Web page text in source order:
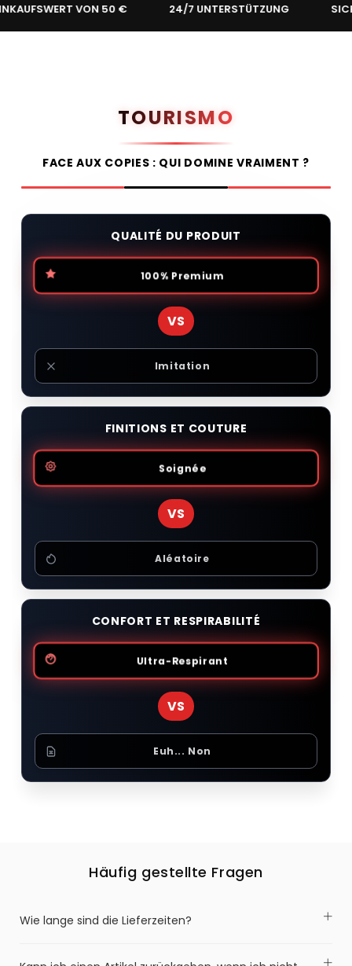
VON 50 € 24/7 UNTERSTÜTZUNG SICHERE
TOURISMO
FACE AUX COPIES : QUI DOMINE VRAIMENT ?
QUALITÉ DU PRODUIT
100% Premium
VS
Imitation
FINITIONS ET COUTURE
Soignée
VS
Aléatoire
CONFORT ET RESPIRABILITÉ
Ultra-Respirant
VS
Euh... Non
Häufig gestellte Fragen
Wie lange sind die Lieferzeiten?